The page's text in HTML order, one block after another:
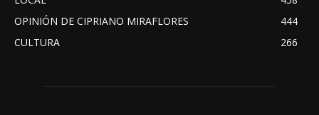
OPINIÓN DE CIPRIANO MIRAFLORES
444
CULTURA
266